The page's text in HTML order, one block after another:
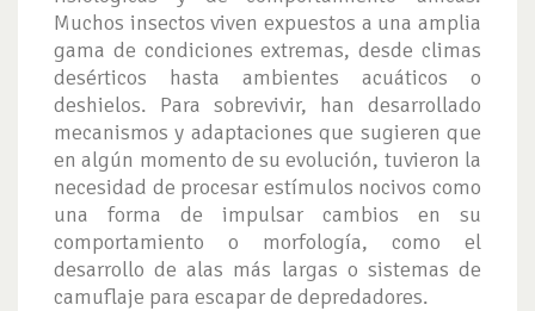
Muchos insectos viven expuestos a una amplia
gama de condiciones extremas, desde climas
desérticos hasta ambientes acuáticos o
deshielos. Para sobrevivir, han desarrollado
mecanismos y adaptaciones que sugieren que
en algún momento de su evolución, tuvieron la
necesidad de procesar estímulos nocivos como
una forma de impulsar cambios en su
comportamiento o morfología, como el
desarrollo de alas más largas o sistemas de
camuflaje para escapar de depredadores.